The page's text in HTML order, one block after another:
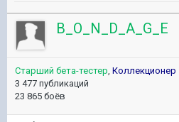
B_O_N_D_A_G_E
Старший бета-тестер Коллекционер
3 477 публикаций
23 865 боёв